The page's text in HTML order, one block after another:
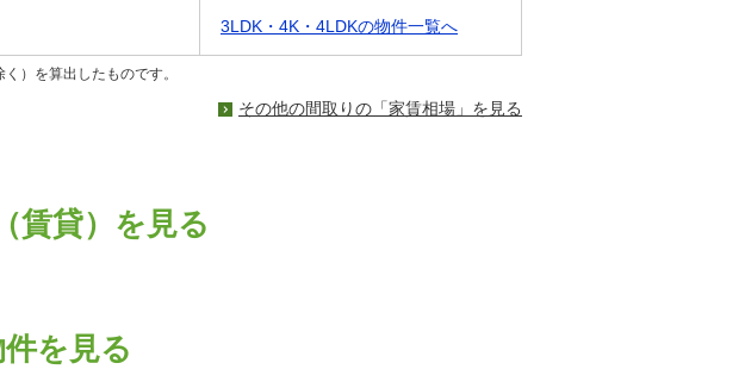
3LDK・4K・4LDKの物件一覧へ
）を算出したものです。
その他の間取りの「家賃相場」を見る
賃貸）を見る
を見る